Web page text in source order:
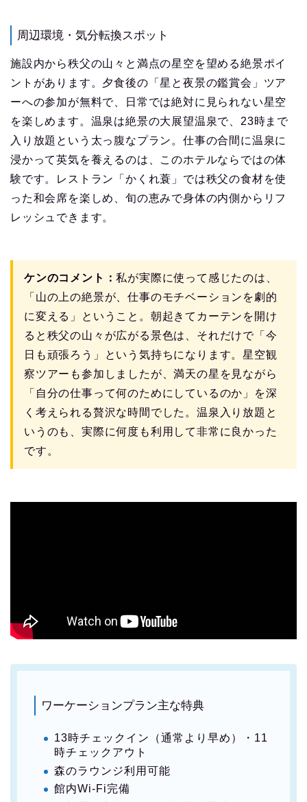
周辺環境・気分転換スポット
施設内から秩父の山々と満点の星空を望める絶景ポイ
ントがあります。夕食後の「星と夜景の鑑賞会」ツア
ーへの参加が無料で、日常では絶対に見られない星空
を楽しめます。温泉は絶景の大展望温泉で、23時まで
入り放題という太っ腹なプラン。仕事の合間に温泉に
浸かって英気を養えるのは、このホテルならではの体
験です。レストラン「かくれ蓑」では秩父の食材を使
った和会席を楽しめ、旬の恵みで身体の内側からリフ
レッシュできます。
ケンのコメント：私が実際に使って感じたのは、
「山の上の絶景が、仕事のモチベーションを劇的
に変える」ということ。朝起きてカーテンを開け
ると秩父の山々が広がる景色は、それだけで「今
日も頑張ろう」という気持ちになります。星空観
察ツアーも参加しましたが、満天の星を見ながら
「自分の仕事って何のためにしているのか」を深
く考えられる贅沢な時間でした。温泉入り放題と
いうのも、実際に何度も利用して非常に良かった
です。
ワーケーションプラン主な特典
13時チェックイン（通常より早め）・11
時チェックアウト
森のラウンジ利用可能
館内Wi-Fi完備